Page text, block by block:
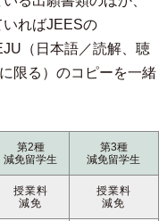
ればJEESの
（日本語／読解、聴
限る）のコピーを一緒
第2種
減免留学生
第3種
減免留学生
授業料
減免
授業料
減免